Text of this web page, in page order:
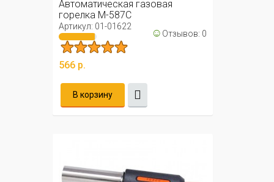
Автоматическая газовая
горелка М-587С
Артикул: 01-01622 ☺ Отзывов: 0
566 р.
В корзину